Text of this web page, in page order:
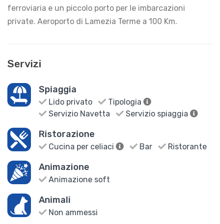
ferroviaria e un piccolo porto per le imbarcazioni
private. Aeroporto di Lamezia Terme a 100 Km.
Servizi
Spiaggia
Lido privato
Tipologia
Servizio Navetta
Servizio spiaggia
Ristorazione
Cucina per celiaci Bar Ristorante
Animazione
Animazione soft
Animali
Non ammessi